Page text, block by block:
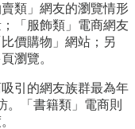
類」網友的瀏覽情形
「服飾類」電商網友
價購物」網站；另
瀏覽。
引的網友族群最為年
。「書籍類」電商則